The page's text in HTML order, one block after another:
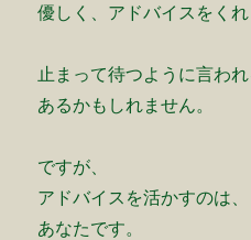
優しく、アドバイスをくれ
止まって待つように言わ
あるかもしれません。
ですが、
アドバイスを活かすのは、
あなたです。